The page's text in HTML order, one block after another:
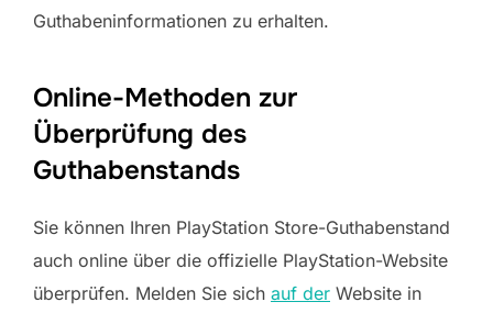
Guthabeninformationen zu erhalten.
Online-Methoden zur
Überprüfung des
Guthabenstands
Sie können Ihren PlayStation Store-Guthabenstand
auch online über die offizielle PlayStation-Website
überprüfen. Melden Sie sich auf der Website in